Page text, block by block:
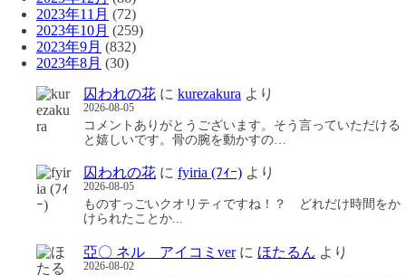
2023年11月 (72)
2023年10月 (259)
2023年9月 (832)
2023年8月 (30)
囚われの花 に kurezakura より
2026-08-05
コメントありがとうございます。そう言っていただける
と嬉しいです。骨の腕を動かすの…
囚われの花 に fyiria (ﾌｨｰ) より
2026-08-05
ものすっごいクオリティですね！？ どれだけ時間をか
けられたことか...
亞〇 ネル アイコミverに ほたるん より
2026-08-02